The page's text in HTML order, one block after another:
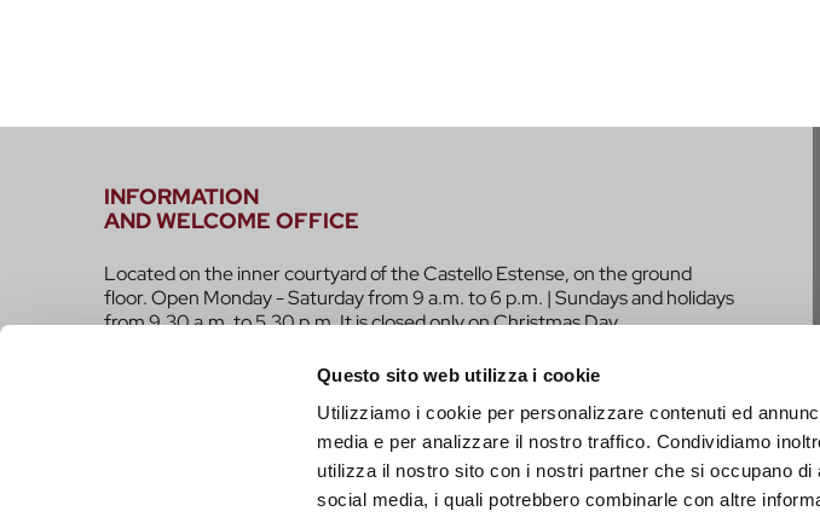
Questo sito web utilizza i cookie
Utilizziamo i cookie per personalizzare contenuti ed
media e per analizzare il nostro traffico. Condividiamo
utilizza il nostro sito con i nostri partner che si occupano di
social media, i quali potrebbero combinarle con altre
INFORMATION
AND WELCOME OFFICE
Located on the inner courtyard of the Castello Estense, on the ground
floor. Open Monday - Saturday from 9 a.m. to 6 p.m. | Sundays and holidays
from 9.30 a.m. to 5.30 p.m. It is closed only on Christmas Day.
infotur@comune.fe.it 0532-419190
ARE YOU A TOUR OPERATOR AND WOULD YOU LIKE TO BE
CONTACTED TO BE PART OF THE INFERRARA PROJECT?